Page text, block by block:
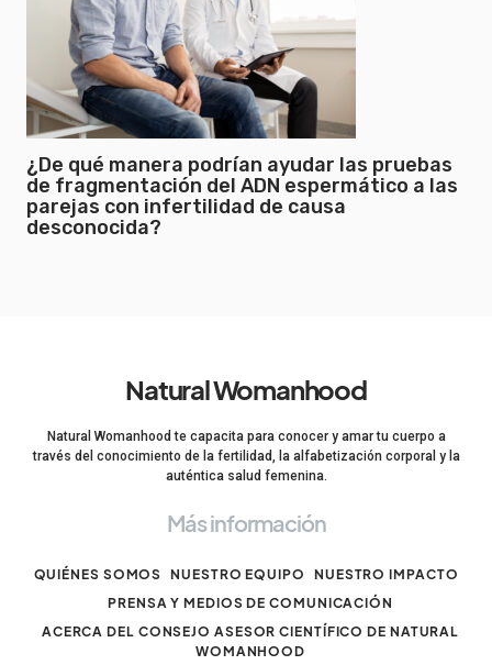
¿De qué manera podrían ayudar las pruebas
de fragmentación del ADN espermático a las
parejas con infertilidad de causa
desconocida?
Natural Womanhood
Natural Womanhood te capacita para conocer y amar tu cuerpo a
través del conocimiento de la fertilidad, la alfabetización corporal y la
auténtica salud femenina.
Más información
QUIÉNES SOMOS NUESTRO EQUIPO
NUESTRO IMPACTO
PRENSA Y MEDIOS DE COMUNICACIÓN
ACERCA DEL CONSEJO ASESOR CIENTÍFICO DE NATURAL
WOMANHOOD